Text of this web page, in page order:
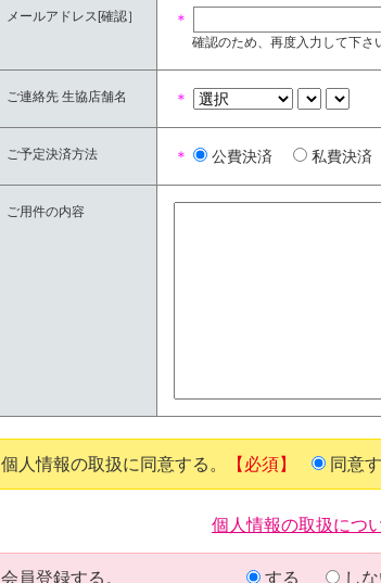
メールアドレス[確認］ ＊
確認のため、再度入力して下さ
ご連絡先 生協店舗名 ＊
ご予定決済方法 ＊ 公費決済 私費決済
ご用件の内容
個人情報の取扱に同意する。 【必須】 同意
個人情報の取扱につ
会員登録する。 する し